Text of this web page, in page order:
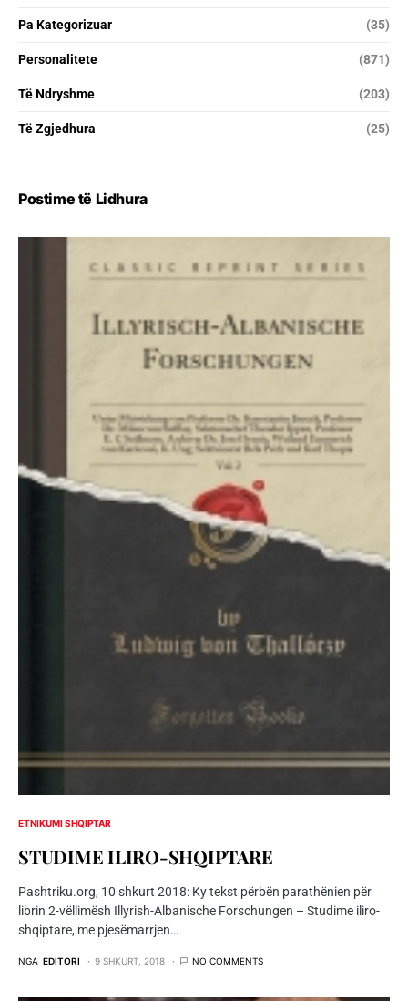
Pa Kategorizuar (35)
Personalitete (871)
Të Ndryshme (203)
Të Zgjedhura (25)
Postime të Lidhura
ETNIKUMI SHQIPTAR
STUDIME ILIRO-SHQIPTARE
Pashtriku.org, 10 shkurt 2018: Ky tekst përbën parathënien për
librin 2-vëllimësh Illyrish-Albanische Forschungen – Studime iliro-
shqiptare, me pjesëmarrjen…
NGA EDITORI 9 SHKURT, 2018 NO COMMENTS